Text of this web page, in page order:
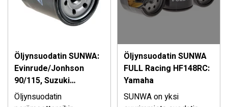
Öljynsuodatin SUNWA:
Evinrude/Jonhson
90/115, Suzuki
DF70A/80A/90A/100A/115A
Öljynsuodatin
Öljynsuodatin SUNWA
FULL Racing HF148RC:
Yamaha
SUNWA on yksi